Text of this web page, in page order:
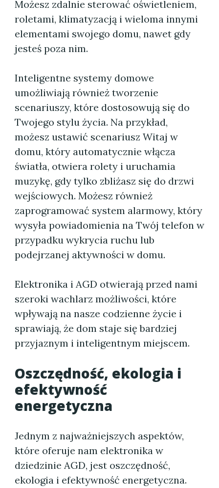
Możesz zdalnie sterować oświetleniem,
roletami, klimatyzacją i wieloma innymi
elementami swojego domu, nawet gdy
jesteś poza nim.
Inteligentne systemy domowe
umożliwiają również tworzenie
scenariuszy, które dostosowują się do
Twojego stylu życia. Na przykład,
możesz ustawić scenariusz Witaj w
domu, który automatycznie włącza
światła, otwiera rolety i uruchamia
muzykę, gdy tylko zbliżasz się do drzwi
wejściowych. Możesz również
zaprogramować system alarmowy, który
wysyła powiadomienia na Twój telefon w
przypadku wykrycia ruchu lub
podejrzanej aktywności w domu.
Elektronika i AGD otwierają przed nami
szeroki wachlarz możliwości, które
wpływają na nasze codzienne życie i
sprawiają, że dom staje się bardziej
przyjaznym i inteligentnym miejscem.
Oszczędność, ekologia i
efektywność
energetyczna
Jednym z najważniejszych aspektów,
które oferuje nam elektronika w
dziedzinie AGD, jest oszczędność,
ekologia i efektywność energetyczna.